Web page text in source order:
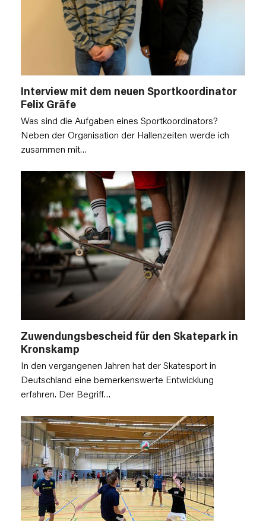
Interview mit dem neuen Sportkoordinator
Felix Gräfe
Was sind die Aufgaben eines Sportkoordinators?
Neben der Organisation der Hallenzeiten werde ich
zusammen mit…
Zuwendungsbescheid für den Skatepark in
Kronskamp
In den vergangenen Jahren hat der Skatesport in
Deutschland eine bemerkenswerte Entwicklung
erfahren. Der Begriff…